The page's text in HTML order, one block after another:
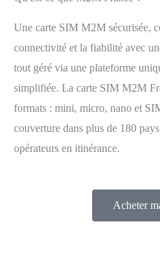
Une carte SIM M2M sécurisée,
connectivité et la fiabilité avec
tout géré via une plateforme
simplifiée. La carte SIM M2M
formats : mini, micro, nano et
couverture dans plus de 180
opérateurs en itinérance.
Acheter